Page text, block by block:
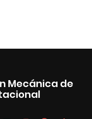
Mecánica de